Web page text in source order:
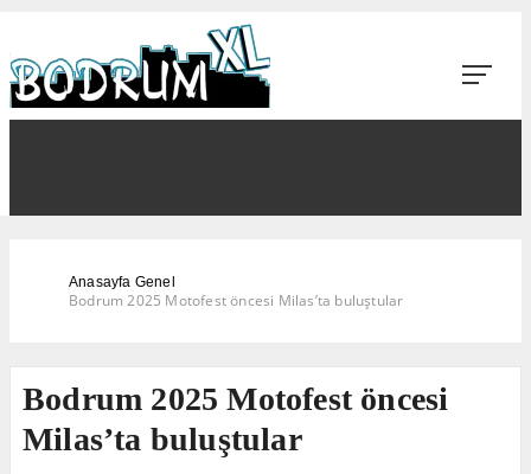
Anasayfa Genel
Bodrum 2025 Motofest öncesi Milas’ta buluştular
Bodrum 2025 Motofest öncesi
Milas’ta buluştular